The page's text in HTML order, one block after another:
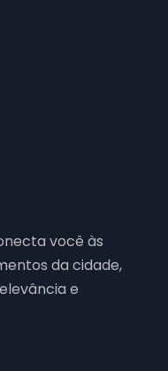
você às
da cidade,
e